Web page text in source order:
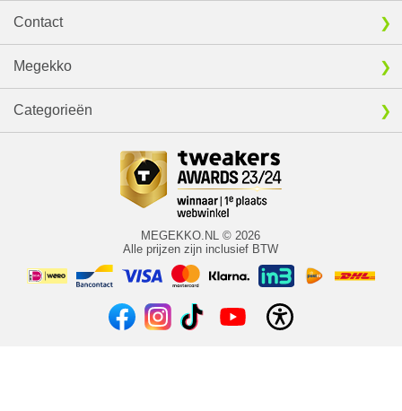
Contact
Megekko
Categorieën
MEGEKKO.NL © 2026
Alle prijzen zijn inclusief BTW